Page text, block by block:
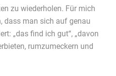
zu wiederholen. Für mich
dass man sich auf genau
„das find ich gut“, „davon
rumzumeckern und